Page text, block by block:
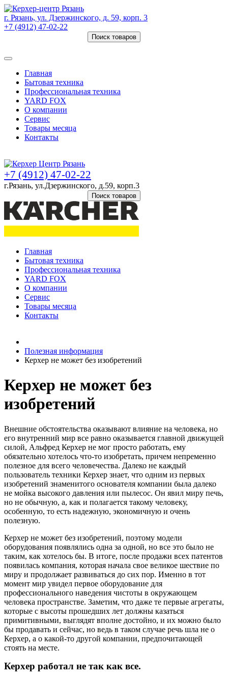
г. Рязань, ул. Дзержинского, д. 59, корп. 3
+7 (4912) 47-02-22
Поиск товаров
Главная
Бытовая техника
Профессиональная техника
YARD FOX
О компании
Сервис
Товары месяца
Контакты
+7 (4912) 47-02-22
г.Рязань, ул.Дзержинского, д.59, корп.3
Поиск товаров
Главная
Бытовая техника
Профессиональная техника
YARD FOX
О компании
Сервис
Товары месяца
Контакты
Полезная информация
Керхер не может без изобретений
Керхер не может без
изобретений
Внешние обстоятельства оказывают влияние на человека, но
его внутренний мир все равно оказывается главной движущей
силой, Альфред Керхер не мог просто работать, ему
обязательно хотелось что-то изобретать, причем непременно
полезное для всего человечества. Далеко не каждый
пользователь техники Керхер знает, что одним из первых
изобретений знаменитого основателя компании была далеко
не мойка высокого давления или пылесос. Он явил миру печь,
но не обычную, а, как и полагается такому человеку,
особенную, то есть надежную, экономичную и очень
полезную.
Керхер не может без изобретений, поэтому модели
оборудования появлялись одна за одной, но все это было не
таким, как хотелось бы. В итоге, после продажи всех патентов
появилась компания, которая начала свое великое шествие по
миру и продолжает развиваться до сих пор. Именно в тот
момент мир увидел первое оборудование для
профессионального наведения чистоты в окружающем
человека пространстве. Заметим, что даже те первые агрегаты,
которые с высоты прошедших лет должны казаться
примитивными, выглядят вполне достойно, и их можно было
бы продавать и сейчас, но ведь в таком случае речь шла не о
Керхер, а о какой-то другой компании, предпочитающей
стоять на месте.
Керхер работал не так как все.